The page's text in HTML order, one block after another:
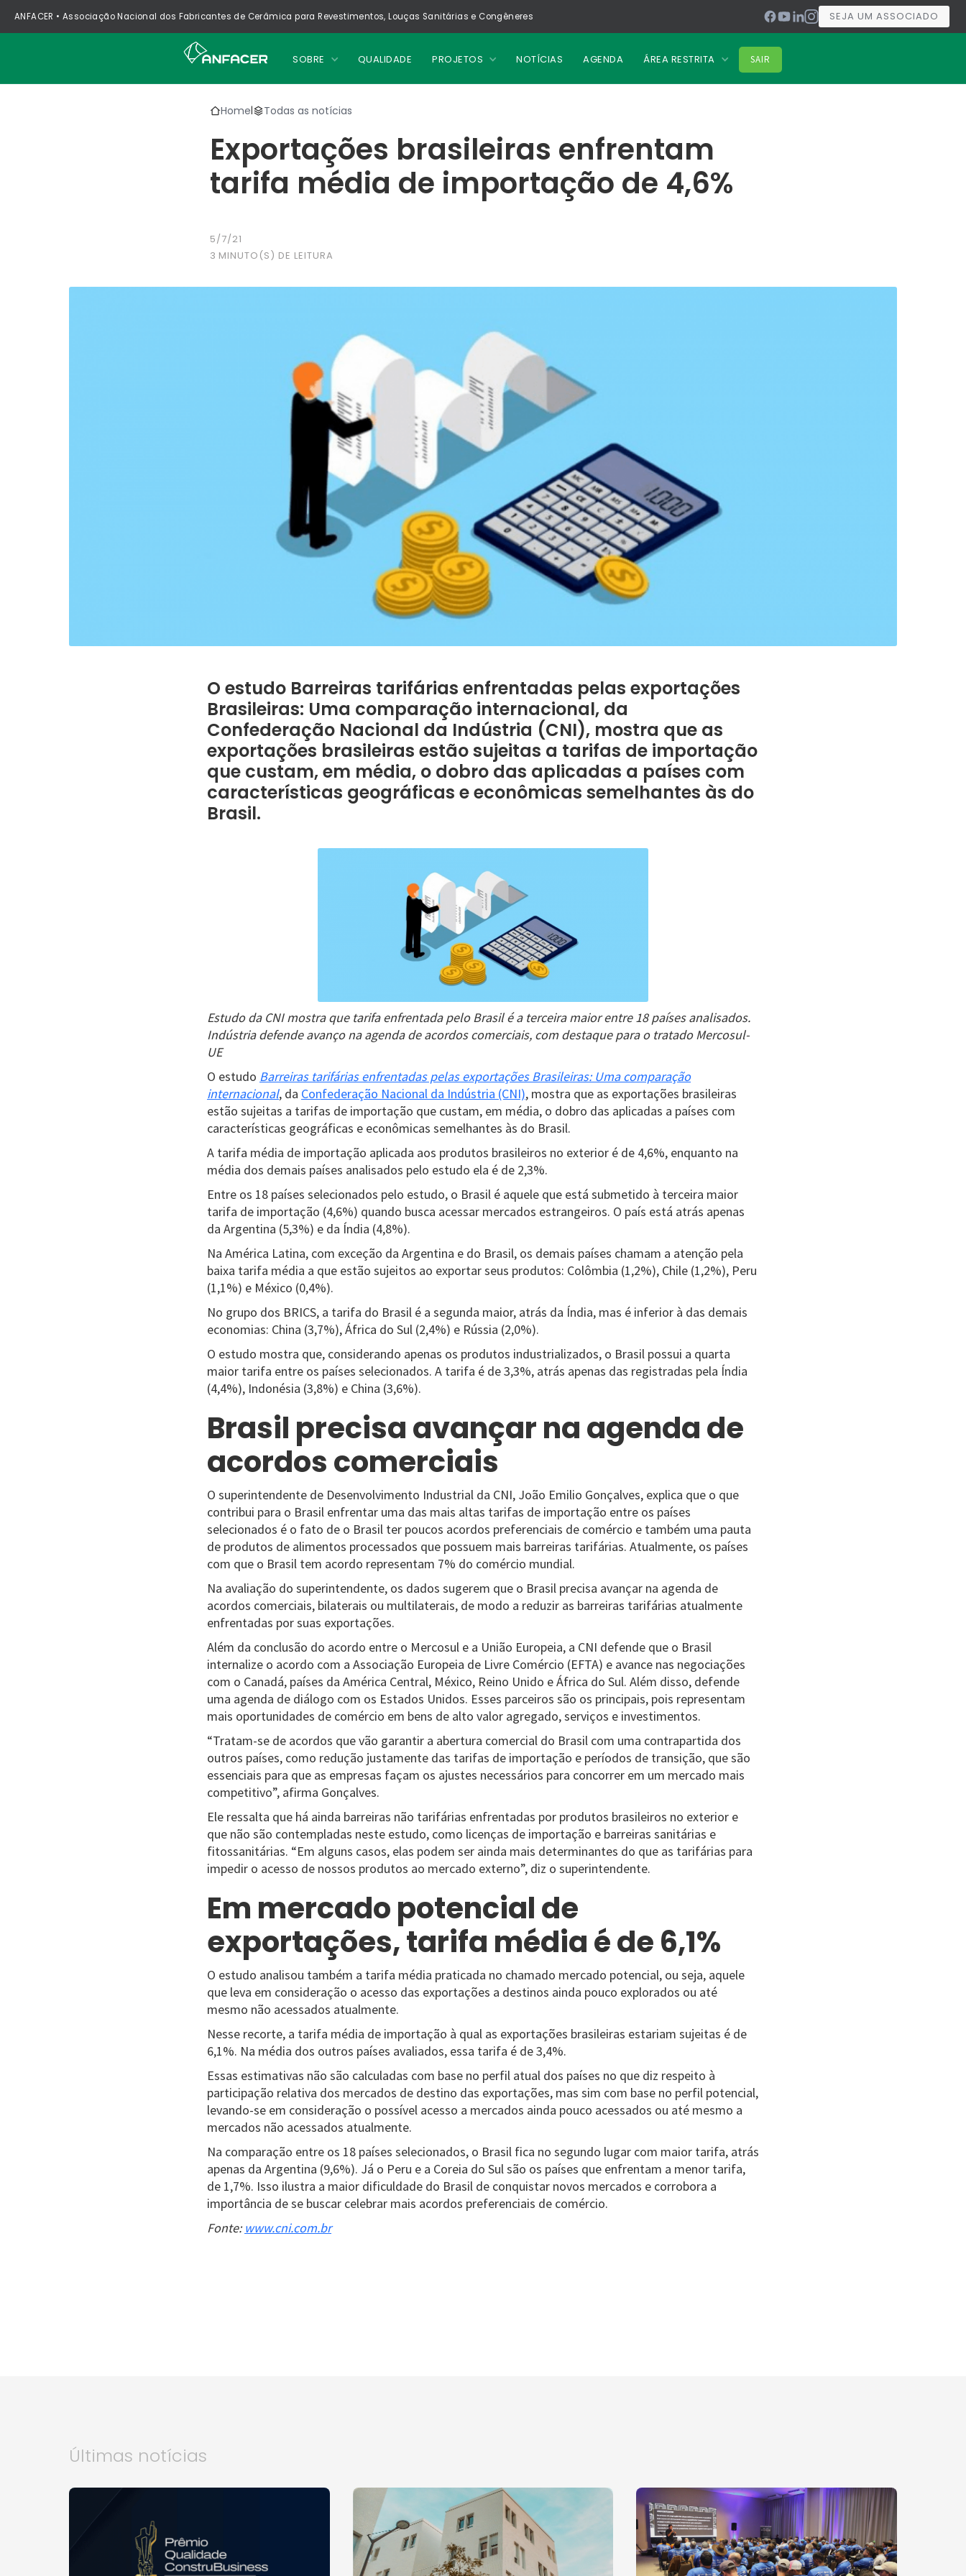
ANFACER • Associação Nacional dos Fabricantes de Cerâmica para Revestimentos, Louças Sanitárias e Congêneres SEJA UM ASSOCIADO
SOBRE QUALIDADE PROJETOS NOTÍCIAS AGENDA ÁREA RESTRITA SAIR
Home| Todas as notícias
Exportações brasileiras enfrentam
tarifa média de importação de 4,6%
5/7/21
3 MINUTO(S) DE LEITURA
O estudo Barreiras tarifárias enfrentadas pelas exportações
Brasileiras: Uma comparação internacional, da
Confederação Nacional da Indústria (CNI), mostra que as
exportações brasileiras estão sujeitas a tarifas de importação
que custam, em média, o dobro das aplicadas a países com
características geográficas e econômicas semelhantes às do
Brasil.
Estudo da CNI mostra que tarifa enfrentada pelo Brasil é a terceira maior entre 18 países analisados.
Indústria defende avanço na agenda de acordos comerciais, com destaque para o tratado Mercosul-
UE
O estudo Barreiras tarifárias enfrentadas pelas exportações Brasileiras: Uma comparação
internacional, da Confederação Nacional da Indústria (CNI), mostra que as exportações brasileiras
estão sujeitas a tarifas de importação que custam, em média, o dobro das aplicadas a países com
características geográficas e econômicas semelhantes às do Brasil.
A tarifa média de importação aplicada aos produtos brasileiros no exterior é de 4,6%, enquanto na
média dos demais países analisados pelo estudo ela é de 2,3%.
Entre os 18 países selecionados pelo estudo, o Brasil é aquele que está submetido à terceira maior
tarifa de importação (4,6%) quando busca acessar mercados estrangeiros. O país está atrás apenas
da Argentina (5,3%) e da Índia (4,8%).
Na América Latina, com exceção da Argentina e do Brasil, os demais países chamam a atenção pela
baixa tarifa média a que estão sujeitos ao exportar seus produtos: Colômbia (1,2%), Chile (1,2%), Peru
(1,1%) e México (0,4%).
No grupo dos BRICS, a tarifa do Brasil é a segunda maior, atrás da Índia, mas é inferior à das demais
economias: China (3,7%), África do Sul (2,4%) e Rússia (2,0%).
O estudo mostra que, considerando apenas os produtos industrializados, o Brasil possui a quarta
maior tarifa entre os países selecionados. A tarifa é de 3,3%, atrás apenas das registradas pela Índia
(4,4%), Indonésia (3,8%) e China (3,6%).
Brasil precisa avançar na agenda de
acordos comerciais
O superintendente de Desenvolvimento Industrial da CNI, João Emilio Gonçalves, explica que o que
contribui para o Brasil enfrentar uma das mais altas tarifas de importação entre os países
selecionados é o fato de o Brasil ter poucos acordos preferenciais de comércio e também uma pauta
de produtos de alimentos processados que possuem mais barreiras tarifárias. Atualmente, os países
com que o Brasil tem acordo representam 7% do comércio mundial.
Na avaliação do superintendente, os dados sugerem que o Brasil precisa avançar na agenda de
acordos comerciais, bilaterais ou multilaterais, de modo a reduzir as barreiras tarifárias atualmente
enfrentadas por suas exportações.
Além da conclusão do acordo entre o Mercosul e a União Europeia, a CNI defende que o Brasil
internalize o acordo com a Associação Europeia de Livre Comércio (EFTA) e avance nas negociações
com o Canadá, países da América Central, México, Reino Unido e África do Sul. Além disso, defende
uma agenda de diálogo com os Estados Unidos. Esses parceiros são os principais, pois representam
mais oportunidades de comércio em bens de alto valor agregado, serviços e investimentos.
“Tratam-se de acordos que vão garantir a abertura comercial do Brasil com uma contrapartida dos
outros países, como redução justamente das tarifas de importação e períodos de transição, que são
essenciais para que as empresas façam os ajustes necessários para concorrer em um mercado mais
competitivo”, afirma Gonçalves.
Ele ressalta que há ainda barreiras não tarifárias enfrentadas por produtos brasileiros no exterior e
que não são contempladas neste estudo, como licenças de importação e barreiras sanitárias e
fitossanitárias. “Em alguns casos, elas podem ser ainda mais determinantes do que as tarifárias para
impedir o acesso de nossos produtos ao mercado externo”, diz o superintendente.
Em mercado potencial de
exportações, tarifa média é de 6,1%
O estudo analisou também a tarifa média praticada no chamado mercado potencial, ou seja, aquele
que leva em consideração o acesso das exportações a destinos ainda pouco explorados ou até
mesmo não acessados atualmente.
Nesse recorte, a tarifa média de importação à qual as exportações brasileiras estariam sujeitas é de
6,1%. Na média dos outros países avaliados, essa tarifa é de 3,4%.
Essas estimativas não são calculadas com base no perfil atual dos países no que diz respeito à
participação relativa dos mercados de destino das exportações, mas sim com base no perfil potencial,
levando-se em consideração o possível acesso a mercados ainda pouco acessados ou até mesmo a
mercados não acessados atualmente.
Na comparação entre os 18 países selecionados, o Brasil fica no segundo lugar com maior tarifa, atrás
apenas da Argentina (9,6%). Já o Peru e a Coreia do Sul são os países que enfrentam a menor tarifa,
de 1,7%. Isso ilustra a maior dificuldade do Brasil de conquistar novos mercados e corrobora a
importância de se buscar celebrar mais acordos preferenciais de comércio.
Fonte:www.cni.com.br
Últimas notícias